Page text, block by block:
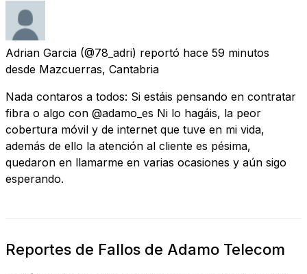
Adrian Garcia (@78_adri) reportó hace 59 minutos
desde Mazcuerras, Cantabria
Nada contaros a todos: Si estáis pensando en contratar
fibra o algo con @adamo_es Ni lo hagáis, la peor
cobertura móvil y de internet que tuve en mi vida,
además de ello la atención al cliente es pésima,
quedaron en llamarme en varias ocasiones y aún sigo
esperando.
Reportes de Fallos de Adamo Telecom